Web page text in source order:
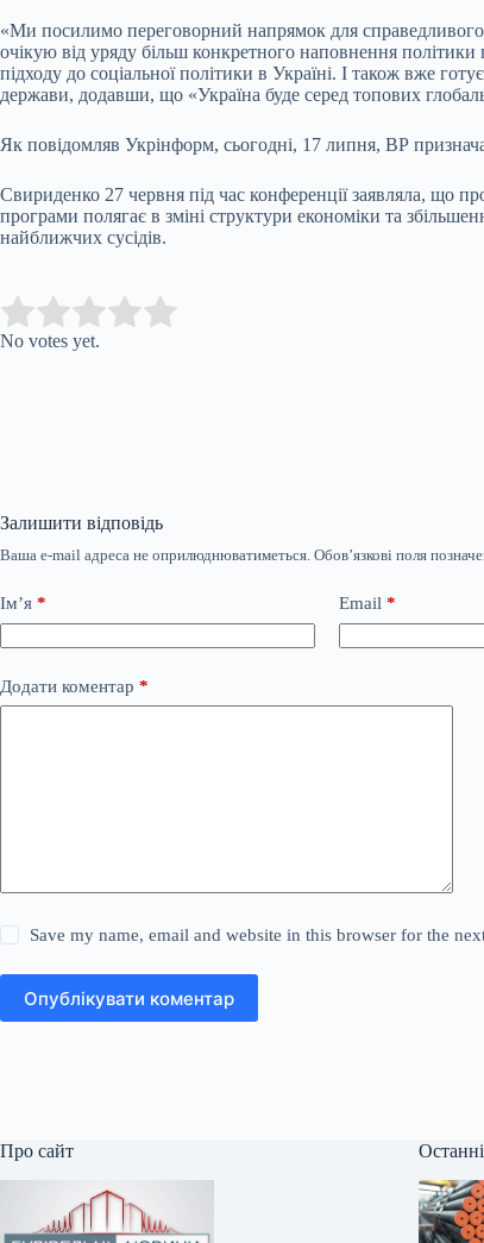
«Ми посилимо переговорний напрямок для справедливого
очікую від уряду більш конкретного наповнення політики
підходу до соціальної політики в Україні. І також вже
держави, додавши, що «Україна буде серед топових
Як повідомляв Укрінформ, сьогодні, 17 липня, ВР
Свириденко 27 червня під час конференції заявляла, що
програми полягає в зміні структури економіки та
найближчих сусідів.
Rate this item:
No votes yet.
Залишити відповідь
Ваша e-mail адреса не оприлюднюватиметься. Обов’язкові поля
Ім’я * Email *
Додати коментар *
Save my name, email and website in this browser for the
Опублікувати коментар
Про сайт